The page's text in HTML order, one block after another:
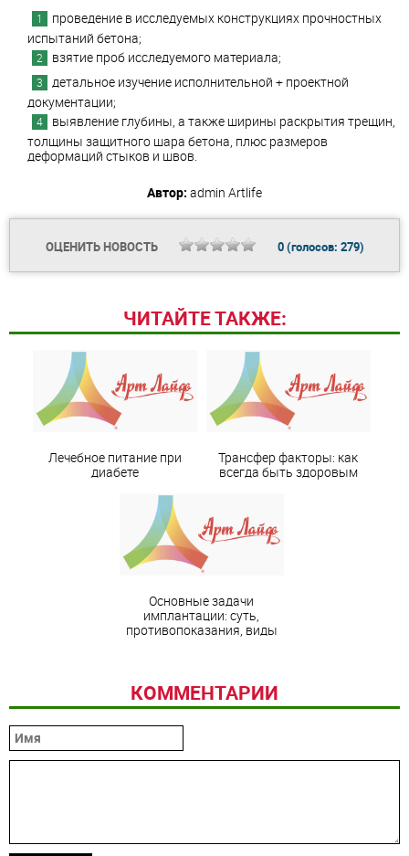
проведение в исследуемых конструкциях прочностных
испытаний бетона;
взятие проб исследуемого материала;
детальное изучение исполнительной + проектной
документации;
выявление глубины, а также ширины раскрытия трещин,
толщины защитного шара бетона, плюс размеров
деформаций стыков и швов.
Автор: admin Artlife
ОЦЕНИТЬ НОВОСТЬ 0(голосов: 279)
ЧИТАЙТЕ ТАКЖЕ:
Лечебное питание при
диабете
Трансфер факторы: как
всегда быть здоровым
Основные задачи
имплантации: суть,
противопоказания, виды
КОММЕНТАРИИ